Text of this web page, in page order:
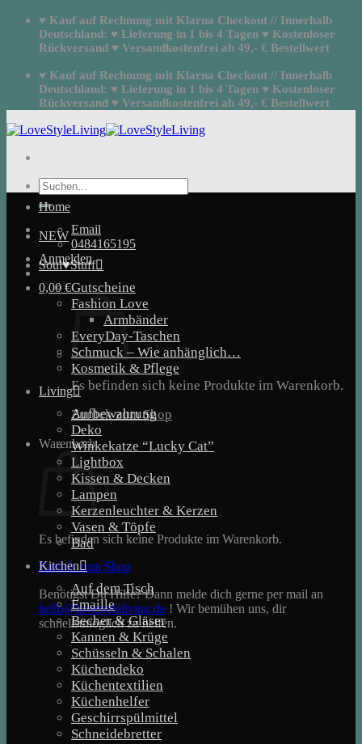
Zum
springen
♥ Kauf auf Rechnung mit Klarna Checkout // Innerhalb
Deutschland: ♥ Lieferung in 1 bis 4 Tagen ♥ Kostenloser
Rückversand ♥ Versandkostenfrei ab 49,- € Bestellwert
♥ Kauf auf Rechnung mit Klarna Checkout // Innerhalb
Deutschland: ♥ Lieferung in 1 bis 4 Tagen ♥ Kostenloser
Rückversand ♥ Versandkostenfrei ab 49,- € Bestellwert
Suchen
nach:
Email
0484165195
Anmelden
0,00€
Es befinden sich keine Produkte im Warenkorb.
Zurück zum Shop
Warenkorb
Es befinden sich keine Produkte im Warenkorb.
Zurück zum Shop
Benötigst Du Hilfe? Dann melde dich gerne per mail an
hello@lovestyleliving.de ! Wir bemühen uns, dir
schnellstmöglich zu helfen.
Home
NEW
Soul♥Stuff
Gutscheine
Fashion Love
Armbänder
EveryDay-Taschen
Schmuck – Wie anhänglich…
Kosmetik & Pflege
Living
Aufbewahrung
Deko
Winkekatze “Lucky Cat”
Lightbox
Kissen & Decken
Lampen
Kerzenleuchter & Kerzen
Vasen & Töpfe
Bad
Kitchen
Auf dem Tisch
Emaille
Becher & Gläser
Kannen & Krüge
Schüsseln & Schalen
Küchendeko
Küchentextilien
Küchenhelfer
Geschirrspülmittel
Schneidebretter